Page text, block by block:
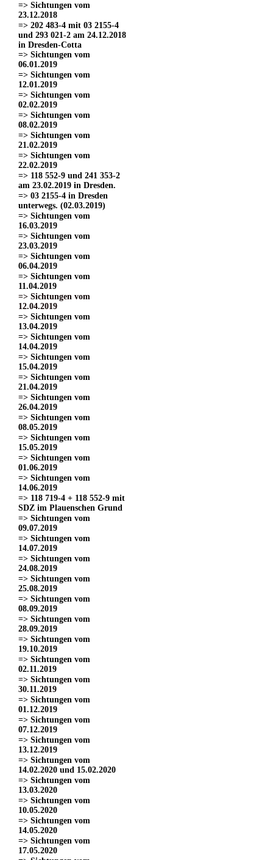
=> Sichtungen vom
23.12.2018
=> 202 483-4 mit 03 2155-4
und 293 021-2 am 24.12.2018
in Dresden-Cotta
=> Sichtungen vom
06.01.2019
=> Sichtungen vom
12.01.2019
=> Sichtungen vom
02.02.2019
=> Sichtungen vom
08.02.2019
=> Sichtungen vom
21.02.2019
=> Sichtungen vom
22.02.2019
=> 118 552-9 und 241 353-2
am 23.02.2019 in Dresden.
=> 03 2155-4 in Dresden
unterwegs. (02.03.2019)
=> Sichtungen vom
16.03.2019
=> Sichtungen vom
23.03.2019
=> Sichtungen vom
06.04.2019
=> Sichtungen vom
11.04.2019
=> Sichtungen vom
12.04.2019
=> Sichtungen vom
13.04.2019
=> Sichtungen vom
14.04.2019
=> Sichtungen vom
15.04.2019
=> Sichtungen vom
21.04.2019
=> Sichtungen vom
26.04.2019
=> Sichtungen vom
08.05.2019
=> Sichtungen vom
15.05.2019
=> Sichtungen vom
01.06.2019
=> Sichtungen vom
14.06.2019
=> 118 719-4 + 118 552-9 mit
SDZ im Plauenschen Grund
=> Sichtungen vom
09.07.2019
=> Sichtungen vom
14.07.2019
=> Sichtungen vom
24.08.2019
=> Sichtungen vom
25.08.2019
=> Sichtungen vom
08.09.2019
=> Sichtungen vom
28.09.2019
=> Sichtungen vom
19.10.2019
=> Sichtungen vom
02.11.2019
=> Sichtungen vom
30.11.2019
=> Sichtungen vom
01.12.2019
=> Sichtungen vom
07.12.2019
=> Sichtungen vom
13.12.2019
=> Sichtungen vom
14.02.2020 und 15.02.2020
=> Sichtungen vom
13.03.2020
=> Sichtungen vom
10.05.2020
=> Sichtungen vom
14.05.2020
=> Sichtungen vom
17.05.2020